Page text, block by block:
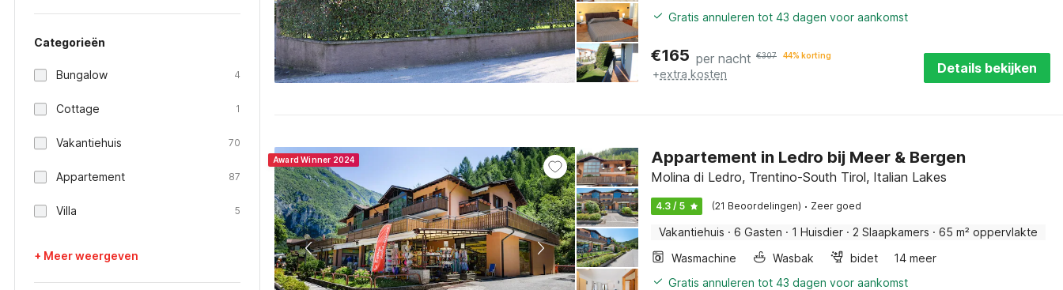
Categorieën
Bungalow 4
Cottage 1
Vakantiehuis 70
Appartement 87
Villa 5
+ Meer weergeven
Gratis annuleren tot 43 dagen voor aankomst
€165 per nacht €307 44% korting
+extra kosten Details bekijken
Award Winner 2024 Appartement in Ledro bij Meer & Bergen
Molina di Ledro, Trentino-South Tirol, Italian Lakes
4.3 / 5 (21 Beoordelingen) · Zeer goed
Vakantiehuis · 6 Gasten · 1 Huisdier · 2 Slaapkamers · 65 m² oppervlakte
Wasmachine
Wasbak bidet
14 meer
Gratis annuleren tot 43 dagen voor aankomst